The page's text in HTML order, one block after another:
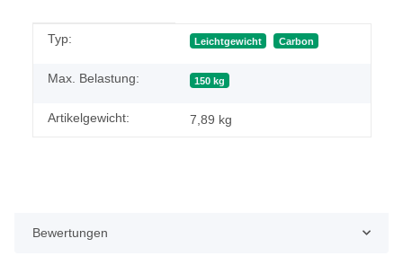
Produkteigenschaft
Wert
Typ: Leichtgewicht Carbon
Max. Belastung: 150 kg
Artikelgewicht: 7,89 kg
Bewertungen